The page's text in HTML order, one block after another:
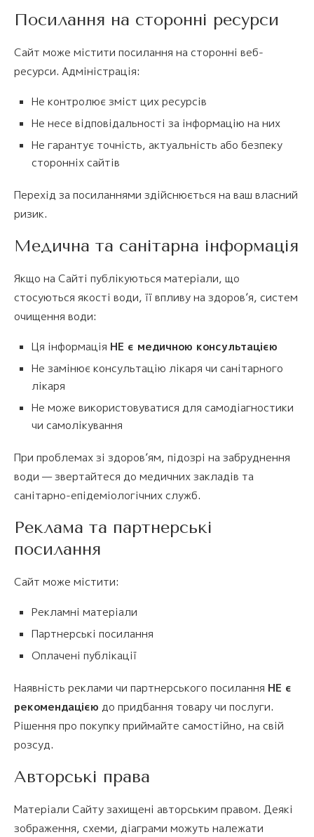
Посилання на сторонні ресурси
Сайт може містити посилання на сторонні веб-
ресурси. Адміністрація:
Не контролює зміст цих ресурсів
Не несе відповідальності за інформацію на них
Не гарантує точність, актуальність або безпеку
сторонніх сайтів
Перехід за посиланнями здійснюється на ваш власний
ризик.
Медична та санітарна інформація
Якщо на Сайті публікуються матеріали, що
стосуються якості води, її впливу на здоров’я, систем
очищення води:
Ця інформація НЕ є медичною консультацією
Не замінює консультацію лікаря чи санітарного
лікаря
Не може використовуватися для самодіагностики
чи самолікування
При проблемах зі здоров’ям, підозрі на забруднення
води — звертайтеся до медичних закладів та
санітарно-епідеміологічних служб.
Реклама та партнерські
посилання
Сайт може містити:
Рекламні матеріали
Партнерські посилання
Оплачені публікації
Наявність реклами чи партнерського посилання НЕ є
рекомендацією до придбання товару чи послуги.
Рішення про покупку приймайте самостійно, на свій
розсуд.
Авторські права
Матеріали Сайту захищені авторським правом. Деякі
зображення, схеми, діаграми можуть належати